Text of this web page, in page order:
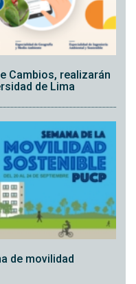
Cambios, realizarán
de Lima
de movilidad